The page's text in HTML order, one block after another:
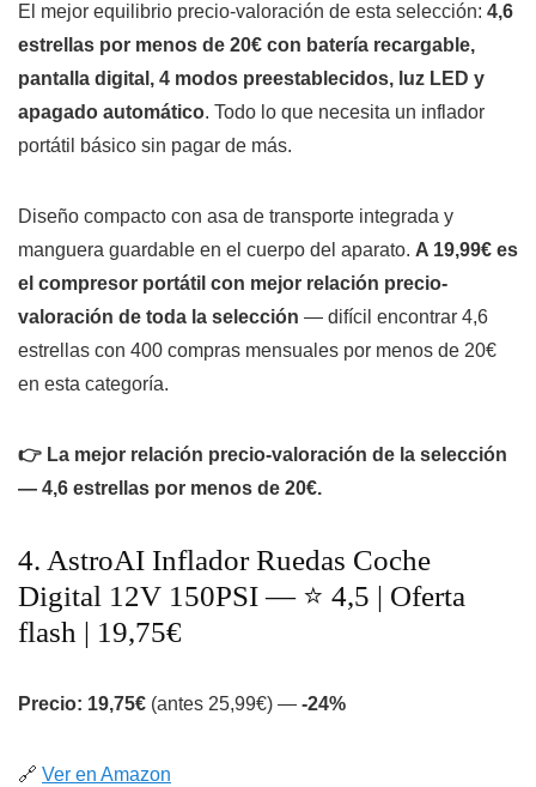
El mejor equilibrio precio-valoración de esta selección: 4,6
estrellas por menos de 20€ con batería recargable,
pantalla digital, 4 modos preestablecidos, luz LED y
apagado automático. Todo lo que necesita un inflador
portátil básico sin pagar de más.
Diseño compacto con asa de transporte integrada y
manguera guardable en el cuerpo del aparato. A 19,99€ es
el compresor portátil con mejor relación precio-
valoración de toda la selección — difícil encontrar 4,6
estrellas con 400 compras mensuales por menos de 20€
en esta categoría.
👉 La mejor relación precio-valoración de la selección
— 4,6 estrellas por menos de 20€.
4. AstroAI Inflador Ruedas Coche
Digital 12V 150PSI — ⭐ 4,5 | Oferta
flash | 19,75€
Precio: 19,75€ (antes 25,99€) — -24%
🔗 Ver en Amazon